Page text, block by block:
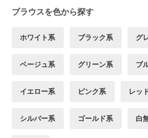
ブラウスを色から探す
ホワイト系 ブラック系 グ
ベージュ系 グリーン系 ブ
イエロー系 ピンク系 レッ
シルバー系 ゴールド系 白